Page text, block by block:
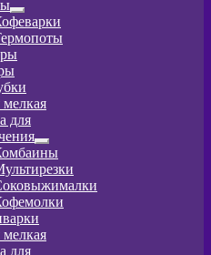
Развернутое
вложенное
меню
мелкая
для
Развернутое
вложенное
меню
мелкая
для